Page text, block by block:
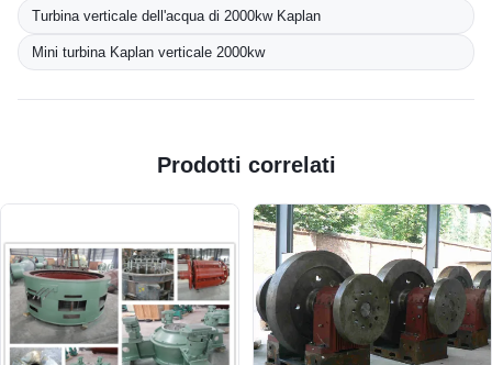
Turbina verticale dell'acqua di 2000kw Kaplan
Mini turbina Kaplan verticale 2000kw
Prodotti correlati